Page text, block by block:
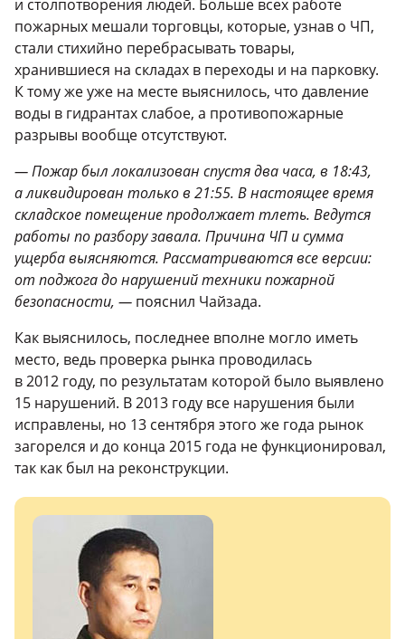
и столпотворения людей. Больше всех работе
пожарных мешали торговцы, которые, узнав о ЧП,
стали стихийно перебрасывать товары,
хранившиеся на складах в переходы и на парковку.
К тому же уже на месте выяснилось, что давление
воды в гидрантах слабое, а противопожарные
разрывы вообще отсутствуют.
— Пожар был локализован спустя два часа, в 18:43,
а ликвидирован только в 21:55. В настоящее время
складское помещение продолжает тлеть. Ведутся
работы по разбору завала. Причина ЧП и сумма
ущерба выясняются. Рассматриваются все версии:
от поджога до нарушений техники пожарной
безопасности, — пояснил Чайзада.
Как выяснилось, последнее вполне могло иметь
место, ведь проверка рынка проводилась
в 2012 году, по результатам которой было выявлено
15 нарушений. В 2013 году все нарушения были
исправлены, но 13 сентября этого же года рынок
загорелся и до конца 2015 года не функционировал,
так как был на реконструкции.